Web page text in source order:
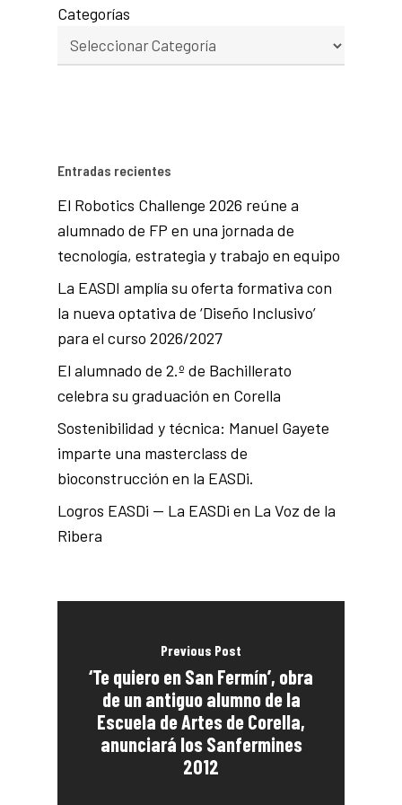
Categorías
Entradas recientes
El Robotics Challenge 2026 reúne a
alumnado de FP en una jornada de
tecnología, estrategia y trabajo en equipo
La EASDI amplía su oferta formativa con
la nueva optativa de ‘Diseño Inclusivo’
para el curso 2026/2027
El alumnado de 2.º de Bachillerato
celebra su graduación en Corella
Sostenibilidad y técnica: Manuel Gayete
imparte una masterclass de
bioconstrucción en la EASDi.
Logros EASDi — La EASDi en La Voz de la
Ribera
Previous Post
‘Te quiero en San Fermín’, obra
de un antiguo alumno de la
Escuela de Artes de Corella,
anunciará los Sanfermines
2012